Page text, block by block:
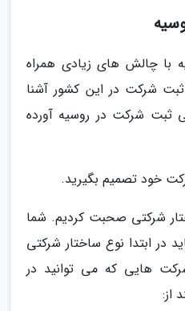
با چالش های زیادی همراه
شرکت در این کشور آشنا
ثبت شرکت در روسیه آورده
شرکتی صحبت کردیم. شما
در ابتدا نوع ساختار شرکتی
هایی که می توانید در
از: